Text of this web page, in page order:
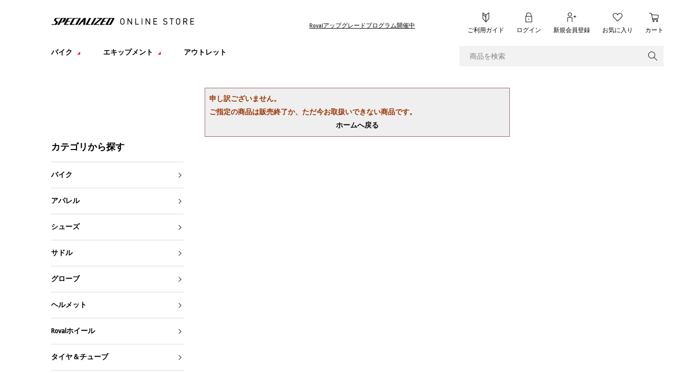
Rovalアップグレードプログラム開催中
ご利用ガイド ログイン 新規会員登録 お気に入り カート
バイク エキップメント アウトレット
申し訳ございません。
ご指定の商品は販売終了か、ただ今お取扱いできない商品です。
ホームへ戻る
カテゴリから探す
バイク
アパレル
シューズ
サドル
グローブ
ヘルメット
Rovalホイール
タイヤ＆チューブ